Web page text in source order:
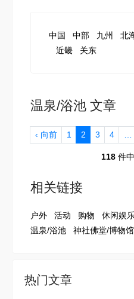
中国 中部 九州 北
近畿
关东
温泉/浴池 文章
‹ 向前 1 2 3 4
118 件中
相关链接
户外 活动 购物 休闲娱
温泉/浴池
神社佛堂/博物馆
热门文章